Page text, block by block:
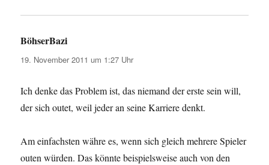
BöhserBazi
19. November 2011 um 1:27 Uhr
Ich denke das Problem ist, das niemand der erste sein will,
der sich outet, weil jeder an seine Karriere denkt.
Am einfachsten währe es, wenn sich gleich mehrere Spieler
outen würden. Das könnte beispielsweise auch von den